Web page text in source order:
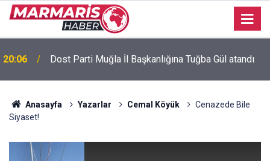
Dost Parti Muğla İl Başkanlığına Tuğba Gül atandı
16:51
Bursaspor’da 2026-2027 sezonu forma numaraları
açıklandı
Anasayfa Yazarlar Cemal Köyük
Cenazede Bile
Siyaset!